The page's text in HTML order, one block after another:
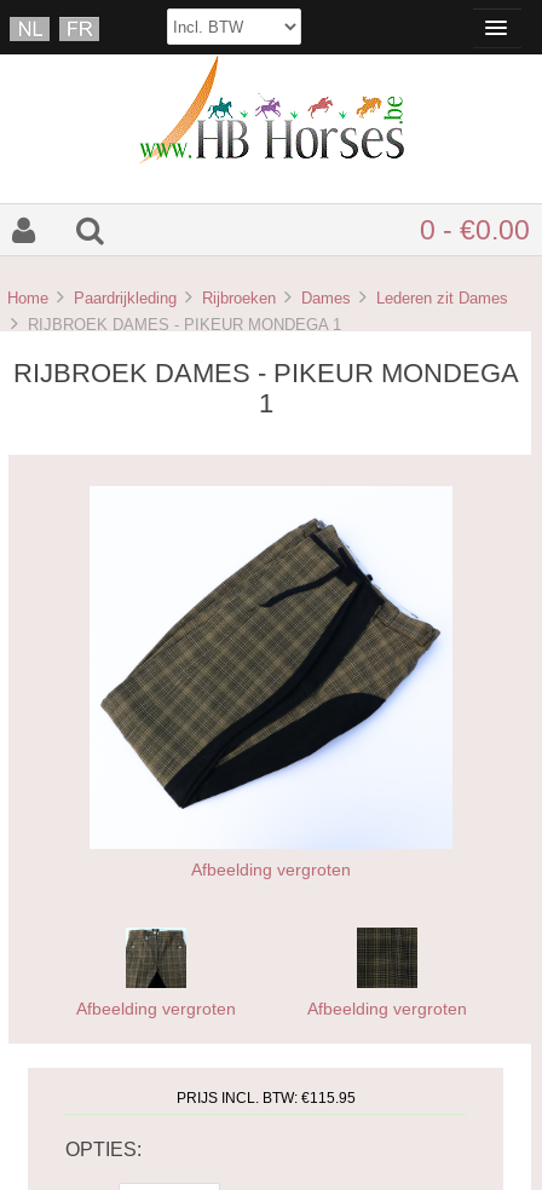
0 - €0.00
Home Paardrijkleding Rijbroeken Dames
Lederen zit Dames
RIJBROEK DAMES - PIKEUR MONDEGA 1
RIJBROEK DAMES - PIKEUR MONDEGA
1
Afbeelding vergroten
Afbeelding vergroten Afbeelding vergroten
PRIJS INCL. BTW: €115.95
OPTIES: